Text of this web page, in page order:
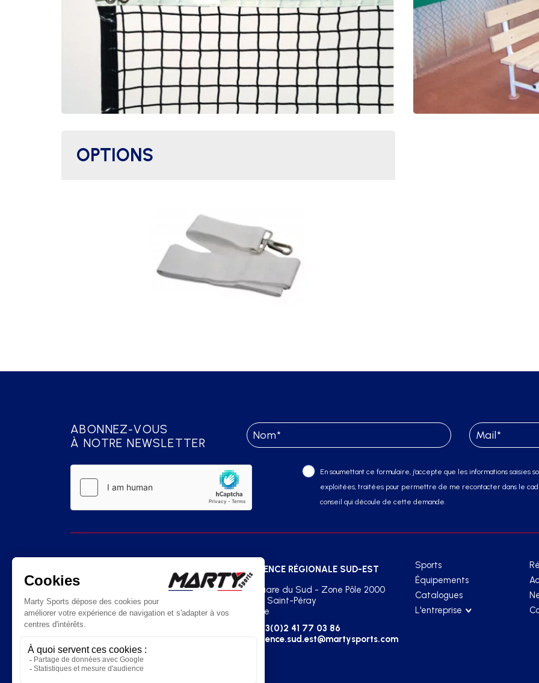
OPTIONS
ABONNEZ-VOUS
À NOTRE NEWSLETTER
En soumettant ce formulaire, j’accepte que les informations saisies
exploitées, traitées pour permettre de me recontacter dans le
conseil qui découle de cette demande.
49370 Saint-Clément-de-la-Place
France
+33(0)2 41 77 03 86
AGENCE RÉGIONALE SUD-EST
2 Square du Sud - Zone Pôle 2000
07130 Saint-Péray
France
+33(0)2 41 77 03 86
agence.sud.est@martysports.com
Sports
Équipements
Catalogues
L'entreprise